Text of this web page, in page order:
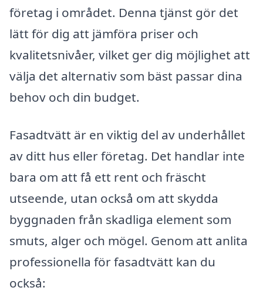
företag i området. Denna tjänst gör det
lätt för dig att jämföra priser och
kvalitetsnivåer, vilket ger dig möjlighet att
välja det alternativ som bäst passar dina
behov och din budget.
Fasadtvätt är en viktig del av underhållet
av ditt hus eller företag. Det handlar inte
bara om att få ett rent och fräscht
utseende, utan också om att skydda
byggnaden från skadliga element som
smuts, alger och mögel. Genom att anlita
professionella för fasadtvätt kan du
också: